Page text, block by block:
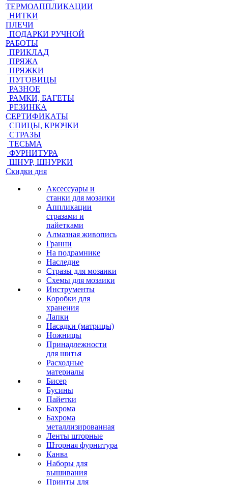
ТЕРМОАППЛИКАЦИИ
НИТКИ
ПЛЕЧИ
ПОДАРКИ РУЧНОЙ
РАБОТЫ
ПРИКЛАД
ПРЯЖА
ПРЯЖКИ
ПУГОВИЦЫ
РАЗНОЕ
РАМКИ, БАГЕТЫ
РЕЗИНКА
СЕРТИФИКАТЫ
СПИЦЫ, КРЮЧКИ
СТРАЗЫ
ТЕСЬМА
ФУРНИТУРА
ШНУР, ШНУРКИ
Скидки дня
Аксессуары и
станки для мозаики
Аппликации
стразами и
пайетками
Алмазная живопись
Гранни
На подрамнике
Наследие
Стразы для мозаики
Схемы для мозаики
Инструменты
Коробки для
хранения
Лапки
Насадки (матрицы)
Ножницы
Принадлежности
для шитья
Расходные
материалы
Бисер
Бусины
Пайетки
Бахрома
Бахрома
металлизированная
Ленты шторные
Шторная фурнитура
Канва
Наборы для
вышивания
Принты для